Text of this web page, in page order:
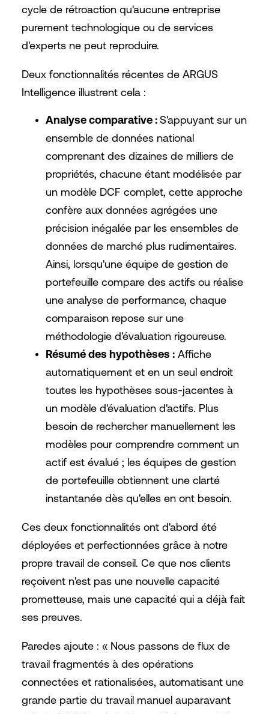
cycle de rétroaction qu'aucune entreprise
purement technologique ou de services
d'experts ne peut reproduire.
Deux fonctionnalités récentes de ARGUS
Intelligence illustrent cela :
Analyse comparative :S'appuyant sur un
ensemble de données national
comprenant des dizaines de milliers de
propriétés, chacune étant modélisée par
un modèle DCF complet, cette approche
confère aux données agrégées une
précision inégalée par les ensembles de
données de marché plus rudimentaires.
Ainsi, lorsqu'une équipe de gestion de
portefeuille compare des actifs ou réalise
une analyse de performance, chaque
comparaison repose sur une
méthodologie d'évaluation rigoureuse.
Résumé des hypothèses :Affiche
automatiquement et en un seul endroit
toutes les hypothèses sous-jacentes à
un modèle d'évaluation d'actifs. Plus
besoin de rechercher manuellement les
modèles pour comprendre comment un
actif est évalué ; les équipes de gestion
de portefeuille obtiennent une clarté
instantanée dès qu'elles en ont besoin.
Ces deux fonctionnalités ont d'abord été
déployées et perfectionnées grâce à notre
propre travail de conseil. Ce que nos clients
reçoivent n'est pas une nouvelle capacité
prometteuse, mais une capacité qui a déjà fait
ses preuves.
Paredes ajoute : « Nous passons de flux de
travail fragmentés à des opérations
connectées et rationalisées, automatisant une
grande partie du travail manuel auparavant